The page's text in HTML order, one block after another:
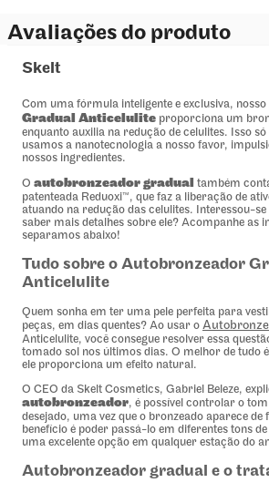
Avaliações do produto
Skelt
Com uma fórmula inteligente e exclusiva, nosso
Gradual Anticelulite proporciona um
enquanto auxilia na redução de celulites. Isso só
usamos a nanotecnologia a nosso favor,
nossos ingredientes.
O autobronzeador gradual também
patenteada Reduoxi™, que faz a liberação de
atuando na redução das celulites. Interessou-
saber mais detalhes sobre ele? Acompanhe as
separamos abaixo!
Tudo sobre o Autobronzeador
Anticelulite
Quem sonha em ter uma pele perfeita para
peças, em dias quentes? Ao usar o
Anticelulite, você consegue resolver essa
tomado sol nos últimos dias. O melhor de tudo
ele proporciona um efeito natural.
O CEO da Skelt Cosmetics, Gabriel Beleze,
autobronzeador, é possível controlar o tom
desejado, uma vez que o bronzeado aparece
benefício é poder passá-lo em diferentes tons
uma excelente opção em qualquer estação do
Autobronzeador gradual e o